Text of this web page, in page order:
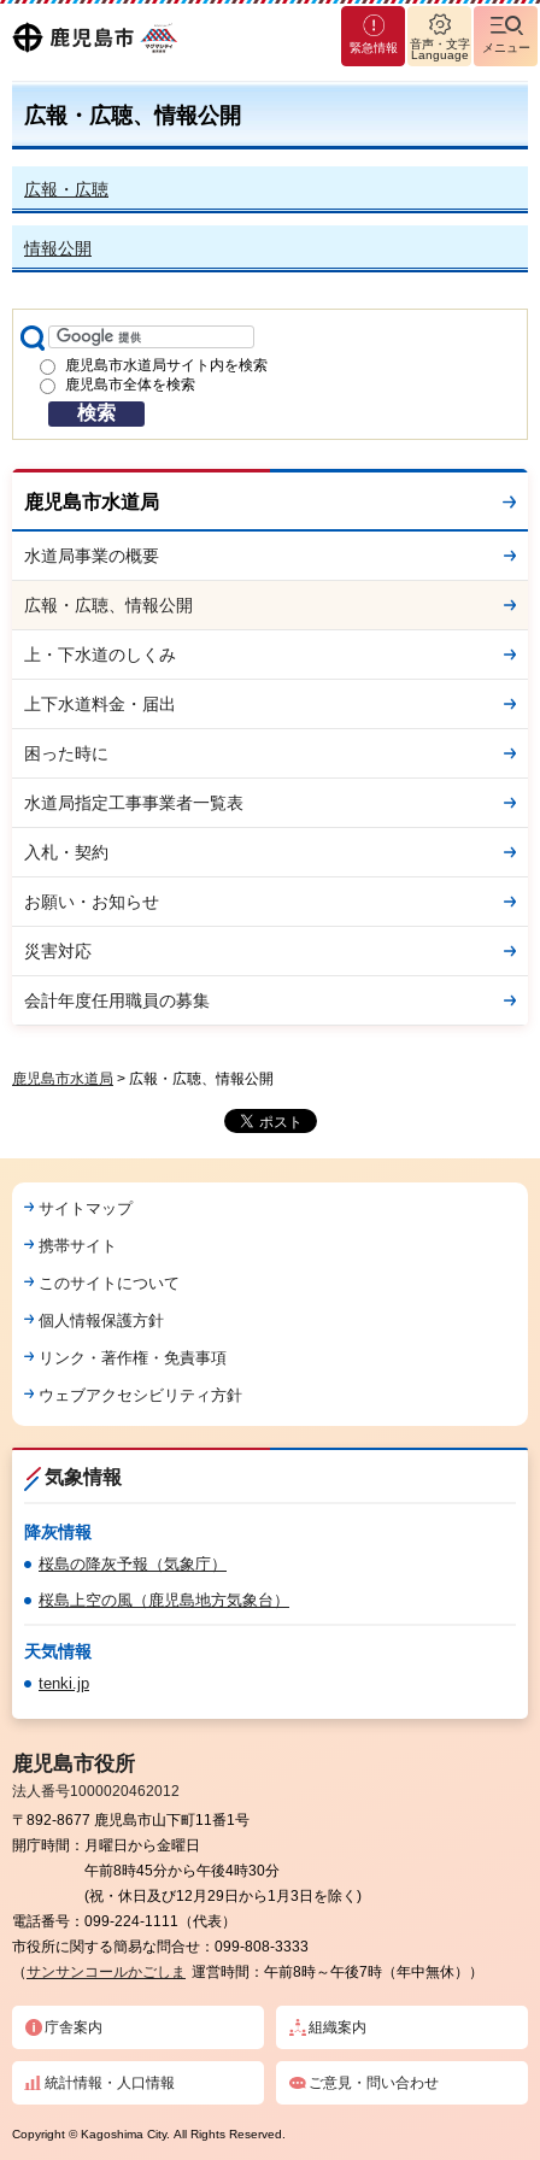
鹿児島
市
マグ
マシ
ティ
鹿児
緊急情報
音声・文字
Language
メニュー
広報・広聴、情報公開
広報・広聴
情報公開
鹿児島市水道局サイト内を検索
鹿児島市全体を検索
鹿児島市水道局
水道局事業の概要
広報・広聴、情報公開
上・下水道のしくみ
上下水道料金・届出
困った時に
水道局指定工事事業者一覧表
入札・契約
お願い・お知らせ
災害対応
会計年度任用職員の募集
鹿児島市水道局 > 広報・広聴、情報公開
サイトマップ
携帯サイト
このサイトについて
個人情報保護方針
リンク・著作権・免責事項
ウェブアクセシビリティ方針
気象情報
降灰情報
桜島の降灰予報（気象庁）
桜島上空の風（鹿児島地方気象台）
天気情報
tenki.jp
鹿児島市役所
法人番号1000020462012
〒892-8677 鹿児島市山下町11番1号
開庁時間： 月曜日から金曜日
午前8時45分から午後4時30分
(祝・休日及び12月29日から1月3日を除く)
電話番号： 099-224-1111（代表）
市役所に関する簡易な問合せ： 099-808-3333
（サンサンコールかごしま 運営時間：午前8時～午後7時（年中無休））
庁舎案内 組織案内
統計情報・人口情報 ご意見・問い合わせ
Copyright © Kagoshima City. All Rights Reserved.